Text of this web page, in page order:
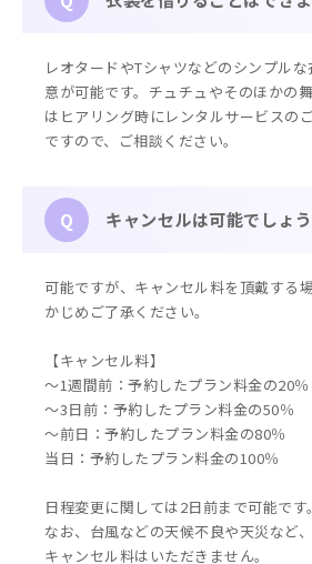
レオタードやTシャツなどのシンプル
意が可能です。チュチュやそのほかの
はヒアリング時にレンタルサービスの
ですので、ご相談ください。
Q キャンセルは可能でしょ
可能ですが、キャンセル料を頂戴する
かじめご了承ください。
【キャンセル料】
～1週間前：予約したプラン料金の20％
～3日前：予約したプラン料金の50％
～前日：予約したプラン料金の80％
当日：予約したプラン料金の100％
日程変更に関しては2日前まで可能です。
なお、台風などの天候不良や天災など
キャンセル料はいただきません。